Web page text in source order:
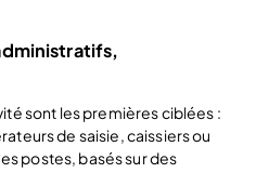
sont les premières ciblées :
de saisie, caissiers ou
postes, basés sur des